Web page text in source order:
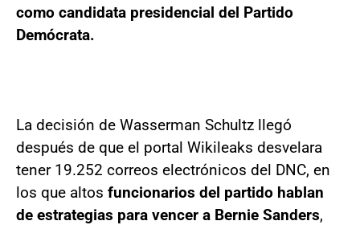
como candidata presidencial del Partido
Demócrata.
La decisión de Wasserman Schultz llegó
después de que el portal Wikileaks desvelara
tener 19.252 correos electrónicos del DNC, en
los que altos funcionarios del partido hablan
de estrategias para vencer a Bernie Sanders,